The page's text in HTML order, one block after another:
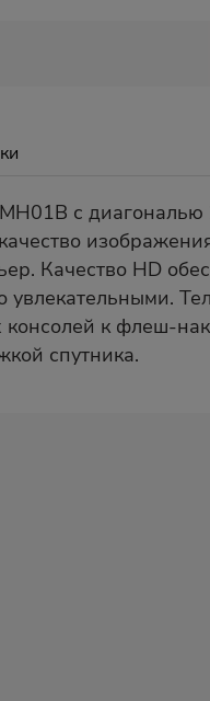
с
Качество HD
увлекательными.
к флеш-
спутника.